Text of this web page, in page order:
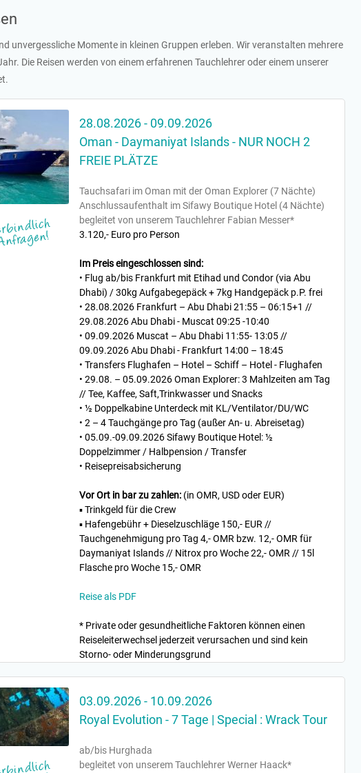
unvergessliche Momente in kleinen Gruppen erleben. Wir veranstalten mehrere
Die Reisen werden von einem erfahrenen Tauchlehrer oder einem unserer
28.08.2026 - 09.09.2026
Oman - Daymaniyat Islands - NUR NOCH 2
FREIE PLÄTZE
Tauchsafari im Oman mit der Oman Explorer (7 Nächte)
Anschlussaufenthalt im Sifawy Boutique Hotel (4 Nächte)
begleitet von unserem Tauchlehrer Fabian Messer*
3.120,- Euro pro Person
Im Preis eingeschlossen sind:
• Flug ab/bis Frankfurt mit Etihad und Condor (via Abu
Dhabi) / 30kg Aufgabegepäck + 7kg Handgepäck p.P. frei
• 28.08.2026 Frankfurt – Abu Dhabi 21:55 – 06:15+1 //
29.08.2026 Abu Dhabi - Muscat 09:25 -10:40
• 09.09.2026 Muscat – Abu Dhabi 11:55- 13:05 //
09.09.2026 Abu Dhabi - Frankfurt 14:00 – 18:45
• Transfers Flughafen – Hotel – Schiff – Hotel - Flughafen
• 29.08. – 05.09.2026 Oman Explorer: 3 Mahlzeiten am Tag
// Tee, Kaffee, Saft,Trinkwasser und Snacks
• ½ Doppelkabine Unterdeck mit KL/Ventilator/DU/WC
• 2 – 4 Tauchgänge pro Tag (außer An- u. Abreisetag)
• 05.09.-09.09.2026 Sifawy Boutique Hotel: ½
Doppelzimmer / Halbpension / Transfer
• Reisepreisabsicherung
Vor Ort in bar zu zahlen: (in OMR, USD oder EUR)
▪ Trinkgeld für die Crew
▪ Hafengebühr + Dieselzuschläge 150,- EUR //
Tauchgenehmigung pro Tag 4,- OMR bzw. 12,- OMR für
Daymaniyat Islands // Nitrox pro Woche 22,- OMR // 15l
Flasche pro Woche 15,- OMR
Reise als PDF
* Private oder gesundheitliche Faktoren können einen
Reiseleiterwechsel jederzeit verursachen und sind kein
Storno- oder Minderungsgrund
03.09.2026 - 10.09.2026
Royal Evolution - 7 Tage | Special : Wrack Tour
ab/bis Hurghada
begleitet von unserem Tauchlehrer Werner Haack*